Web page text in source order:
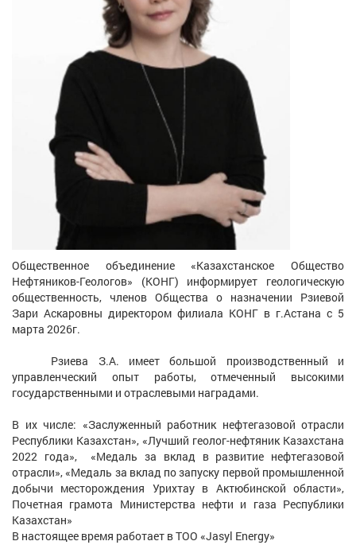
Общественное объединение «Казахстанское Общество
Нефтяников-Геологов» (КОНГ) информирует геологическую
общественность, членов Общества о назначении Рзиевой
Зари Аскаровны директором филиала КОНГ в г.Астана с 5
марта 2026г.
Рзиева З.А. имеет большой производственный и
управленческий опыт работы, отмеченный высокими
государственными и отраслевыми наградами.
В их числе: «Заслуженный работник нефтегазовой отрасли
Республики Казахстан», «Лучший геолог-нефтяник Казахстана
2022 года», «Медаль за вклад в развитие нефтегазовой
отрасли», «Медаль за вклад по запуску первой промышленной
добычи месторождения Урихтау в Актюбинской области»,
Почетная грамота Министерства нефти и газа Республики
Казахстан»
В настоящее время работает в ТОО «Jasyl Energy»